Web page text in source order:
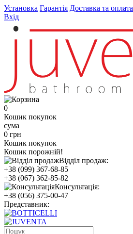
Установка Гарантія Доставка та оплата
Вхід
0
Кошик покупок
сума
0 грн
Кошик покупок
Кошик порожній!
Відділ продаж:
+38 (099) 367-68-85
+38 (067) 362-85-82
Консультація:
+38 (056) 375-00-47
Представник: